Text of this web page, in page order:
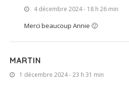
4 décembre 2024 - 18 h 26 min
Merci beaucoup Annie 🙂
MARTIN
1 décembre 2024 - 23 h 31 min